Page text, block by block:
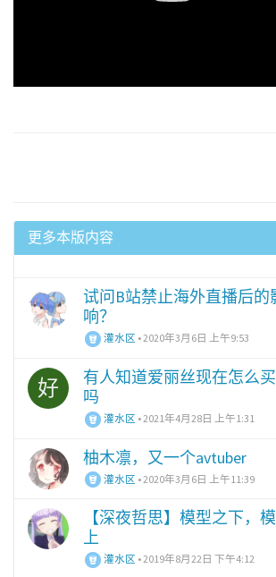
更多本版内容
试问B站禁止海外直播后的
响？
灌水区 •2020年3月6日 上午9:53
好
有人知道爱丽丝现在怎么
吗
灌水区 •2021年4月28日 上午1:31
柚木凛，又一个avtuber
灌水区 •2020年3月6日 上午11:39
【深夜哲思】模型之下，
上
灌水区 •2019年8月22日 下午4:12